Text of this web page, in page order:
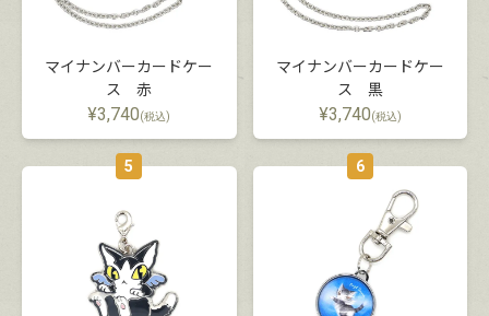
マイナンバーカードケー
ス 赤
¥3,740(税込)
マイナンバーカードケー
ス 黒
¥3,740(税込)
5 6